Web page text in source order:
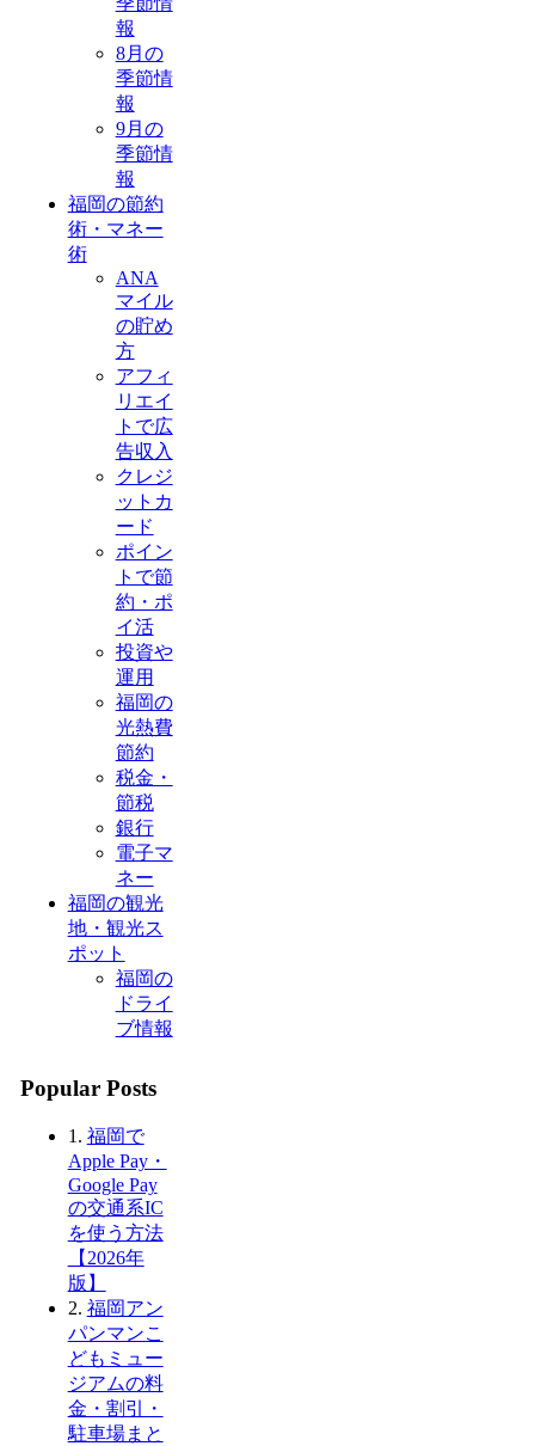
報
8月の
季節情
報
9月の
季節情
報
福岡の節約
術・マネー
術
ANA
マイル
の貯め
方
アフィ
リエイ
トで広
告収入
クレジ
ットカ
ード
ポイン
トで節
約・ポ
イ活
投資や
運用
福岡の
光熱費
節約
税金・
節税
銀行
電子マ
ネー
福岡の観光
地・観光ス
ポット
福岡の
ドライ
ブ情報
Popular Posts
1. 福岡で
Apple Pay・
Google Pay
の交通系IC
を使う方法
【2026年
版】
2. 福岡アン
パンマンこ
どもミュー
ジアムの料
金・割引・
駐車場まと